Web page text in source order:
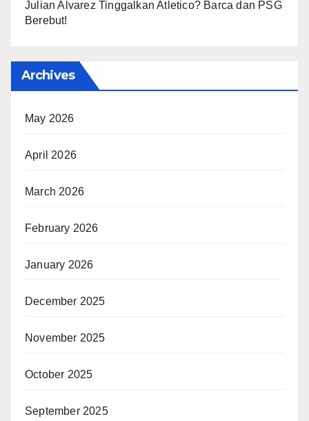
Julian Alvarez Tinggalkan Atletico? Barca dan PSG
Berebut!
Archives
May 2026
April 2026
March 2026
February 2026
January 2026
December 2025
November 2025
October 2025
September 2025